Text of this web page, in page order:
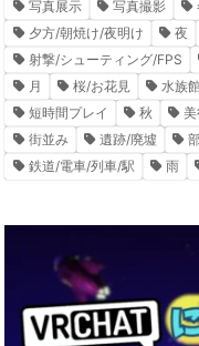
写真展示
写真撮影
夕方/朝焼け/夜明け
夜
射撃/シューティング/FPS
月
桜/お花見 水族
短時間プレイ
秋
街並み
遺跡/廃墟
鉄道/電車/列車/駅
雨